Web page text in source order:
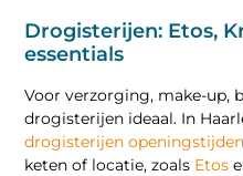
Drogisterijen: Etos,
essentials
Voor verzorging, make-up,
drogisterijen ideaal. In
drogisterijen
keten of locatie, zoals Etos